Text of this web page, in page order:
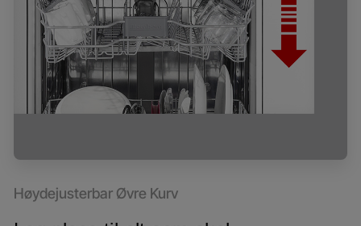
Høydejusterbar Øvre Kurv